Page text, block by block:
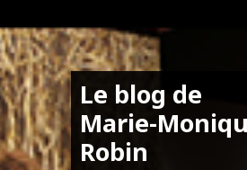
Le blog de
Marie-
Robin